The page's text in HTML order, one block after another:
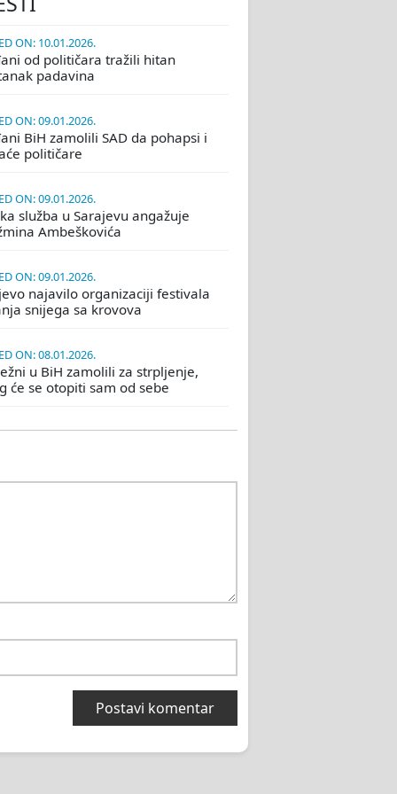
ON: 10.01.2026.
od političara tražili hitan
padavina
ON: 09.01.2026.
BiH zamolili SAD da pohapsi i
političare
ON: 09.01.2026.
služba u Sarajevu angažuje
Ambeškovića
ON: 09.01.2026.
najavilo organizaciji festivala
snijega sa krovova
ON: 08.01.2026.
u BiH zamolili za strpljenje,
će se otopiti sam od sebe